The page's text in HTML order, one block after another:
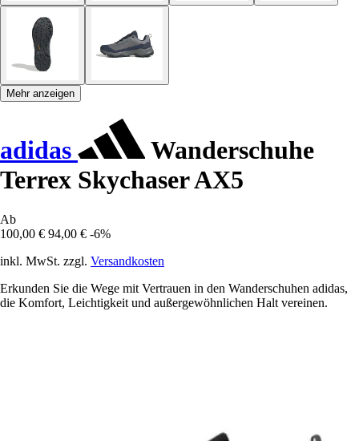
Mehr anzeigen
adidas
Wanderschuhe
Terrex Skychaser AX5
Ab
100,00 € 94,00 € -6%
inkl. MwSt. zzgl. Versandkosten
Erkunden Sie die Wege mit Vertrauen in den Wanderschuhen adidas,
die Komfort, Leichtigkeit und außergewöhnlichen Halt vereinen.